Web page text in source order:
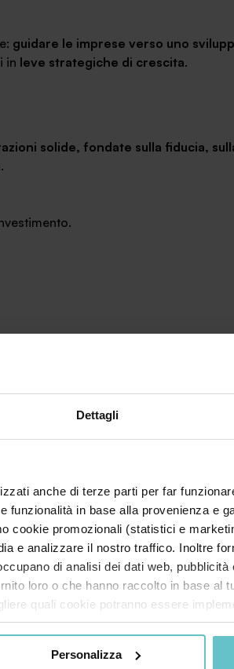
Dettagli
anche di terze parti per far
funzionalità in base alla provenienza e
cookie promozionali (statistici e
e analizzare il nostro traffico. Inoltre
di analisi dei dati web,
loro o che hanno raccolto in base al
quali cookie potranno essere
Cliccando su “ACCETTA TUTTI”
le "Informazioni sui Cookie" qui sopra.
Personalizza
guidare le imprese verso uno
in leve strategiche di crescita.
solide, fondate sulla fiducia,